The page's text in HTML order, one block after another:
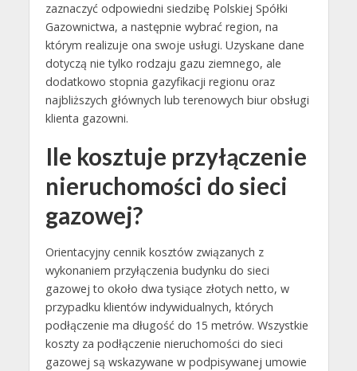
zaznaczyć odpowiedni siedzibę Polskiej Spółki
Gazownictwa, a następnie wybrać region, na
którym realizuje ona swoje usługi. Uzyskane dane
dotyczą nie tylko rodzaju gazu ziemnego, ale
dodatkowo stopnia gazyfikacji regionu oraz
najbliższych głównych lub terenowych biur obsługi
klienta gazowni.
Ile kosztuje przyłączenie
nieruchomości do sieci
gazowej?
Orientacyjny cennik kosztów związanych z
wykonaniem przyłączenia budynku do sieci
gazowej to około dwa tysiące złotych netto, w
przypadku klientów indywidualnych, których
podłączenie ma długość do 15 metrów. Wszystkie
koszty za podłączenie nieruchomości do sieci
gazowej są wskazywane w podpisywanej umowie